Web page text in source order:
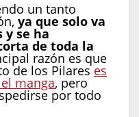
un tanto
ya que solo va
y se ha
de toda la
razón es que
de los Pilareses
manga, pero
por todo